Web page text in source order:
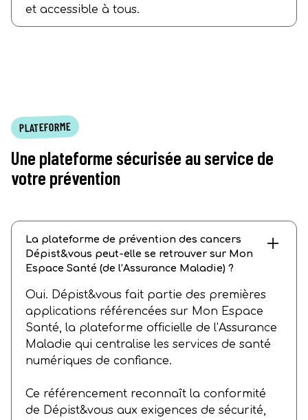
et accessible à tous.
PLATEFORME
Une plateforme sécurisée au service de
votre prévention
La plateforme de prévention des cancers
Dépist&vous peut-elle se retrouver sur Mon
Espace Santé (de l’Assurance Maladie) ?
Oui. Dépist&vous fait partie des premières
applications référencées sur Mon Espace
Santé, la plateforme officielle de l’Assurance
Maladie qui centralise les services de santé
numériques de confiance.
Ce référencement reconnaît la conformité
de Dépist&vous aux exigences de sécurité,